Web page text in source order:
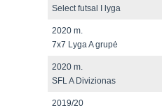
Select futsal I lyga
2020 m.
7x7 Lyga A grupė
2020 m.
SFL A Divizionas
2019/20